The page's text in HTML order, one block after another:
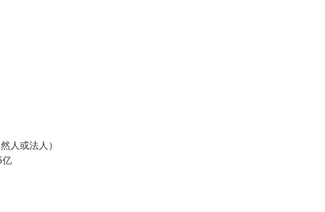
人或法人）
亿